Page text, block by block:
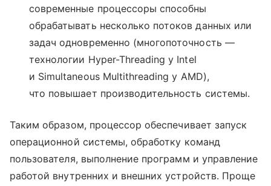
современные процессоры способны
обрабатывать несколько потоков данных или
задач одновременно (многопоточность —
технологии Hyper-Threading у Intel
и Simultaneous Multithreading у AMD),
что повышает производительность системы.
Таким образом, процессор обеспечивает запуск
операционной системы, обработку команд
пользователя, выполнение программ и управление
работой внутренних и внешних устройств. Проще